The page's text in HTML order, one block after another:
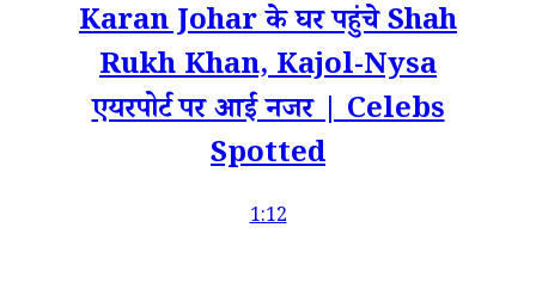
Karan Johar के घर पहुंचे Shah
Rukh Khan, Kajol-Nysa
एयरपोर्ट पर आईं नजर | Celebs
Spotted
1:12